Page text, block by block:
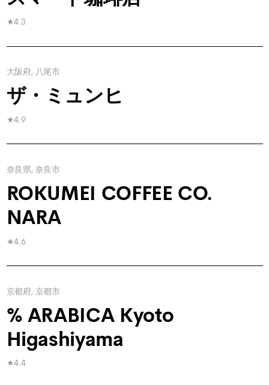
★4.3
大阪府, 八尾市
ザ・ミュンヒ
★4.9
奈良県, 奈良市
ROKUMEI COFFEE CO.
NARA
★4.6
京都府, 京都市
% ARABICA Kyoto
Higashiyama
★4.4